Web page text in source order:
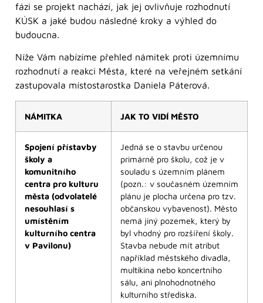
fázi se projekt nachází, jak jej ovlivňuje rozhodnutí
KÚSK a jaké budou následné kroky a výhled do
budoucna.
Níže Vám nabízíme přehled námitek proti územnímu
rozhodnutí a reakci Města, které na veřejném setkání
zastupovala místostarostka Daniela Páterová.
NÁMITKA JAK TO VIDÍ MĚSTO
Spojení přístavby
školy a
komunitního
centra pro kulturu
města (odvolatelé
nesouhlasí s
umístěním
kulturního centra
v Pavilonu)
Jedná se o stavbu určenou
primárně pro školu, což je v
souladu s územním plánem
(pozn.: v současném územním
plánu je plocha určena pro tzv.
občanskou vybavenost). Město
nemá jiný pozemek, který by
byl vhodný pro rozšíření školy.
Stavba nebude mít atribut
například městského divadla,
multikina nebo koncertního
sálu, ani plnohodnotného
kulturního střediska.